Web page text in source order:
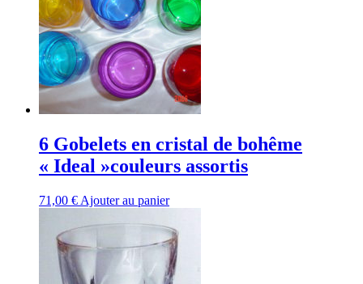
6 Gobelets en cristal de bohême
« Ideal »couleurs assortis
71,00 € Ajouter au panier